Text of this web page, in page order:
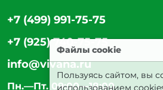
+7 (499) 991-75-75
+7 (925) 740-75-75
info@vivana.ru
Пн.—Пт. 09:00—18:00
Файлы cookie
Пользуясь сайтом, вы
использованием